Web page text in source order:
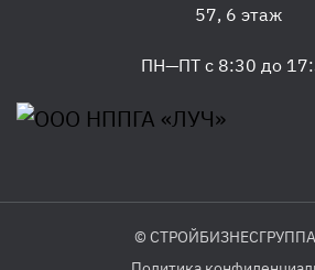
57, 6 этаж
ПН—ПТ с 8:30 до
©